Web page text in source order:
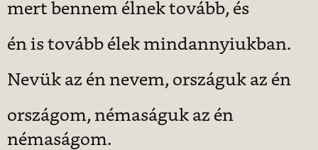
mert bennem élnek tovább, és
én is tovább élek mindannyiukban.
Nevük az én nevem, országuk az én
országom, némaságuk az én
némaságom.